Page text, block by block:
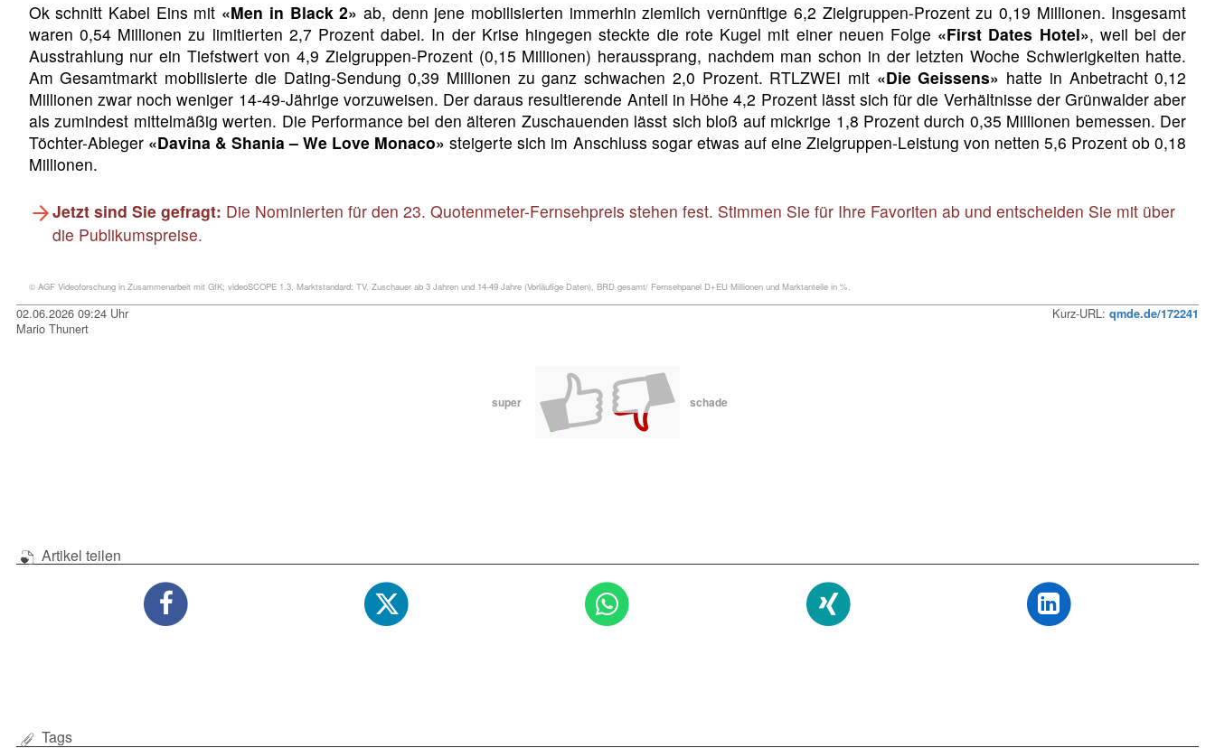
Ok schnitt Kabel Eins mit «Men in Black 2» ab, denn jene mobilisierten immerhin ziemlich vernünftige 6,2 Zielgruppen-Prozent zu 0,19 Millionen. Insgesamt
waren 0,54 Millionen zu limitierten 2,7 Prozent dabei. In der Krise hingegen steckte die rote Kugel mit einer neuen Folge «First Dates Hotel», weil bei der
Ausstrahlung nur ein Tiefstwert von 4,9 Zielgruppen-Prozent (0,15 Millionen) heraussprang, nachdem man schon in der letzten Woche Schwierigkeiten hatte.
Am Gesamtmarkt mobilisierte die Dating-Sendung 0,39 Millionen zu ganz schwachen 2,0 Prozent. RTLZWEI mit «Die Geissens» hatte in Anbetracht 0,12
Millionen zwar noch weniger 14-49-Jährige vorzuweisen. Der daraus resultierende Anteil in Höhe 4,2 Prozent lässt sich für die Verhältnisse der Grünwalder aber
als zumindest mittelmäßig werten. Die Performance bei den älteren Zuschauenden lässt sich bloß auf mickrige 1,8 Prozent durch 0,35 Millionen bemessen. Der
Töchter-Ableger «Davina & Shania – We Love Monaco» steigerte sich im Anschluss sogar etwas auf eine Zielgruppen-Leistung von netten 5,6 Prozent ob 0,18
Millionen.
Jetzt sind Sie gefragt: Die Nominierten für den 23. Quotenmeter-Fernsehpreis stehen fest. Stimmen Sie für Ihre Favoriten ab und entscheiden Sie mit über
die Publikumspreise.
© AGF Videoforschung in Zusammenarbeit mit GfK; videoSCOPE 1.3, Marktstandard: TV. Zuschauer ab 3 Jahren und 14-49 Jahre (Vorläufige Daten), BRD gesamt/ Fernsehpanel D+EU Millionen und Marktanteile in %.
02.06.2026 09:24 Uhr Kurz-URL: qmde.de/172241
Mario Thunert
super schade
Artikel teilen
Tags